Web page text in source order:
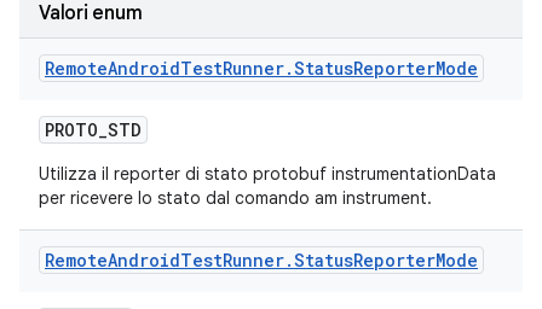
Valori enum
RemoteAndroidTestRunner.StatusReporterMode
PROTO_STD
Utilizza il reporter di stato protobuf instrumentationData
per ricevere lo stato dal comando am instrument.
RemoteAndroidTestRunner.StatusReporterMode